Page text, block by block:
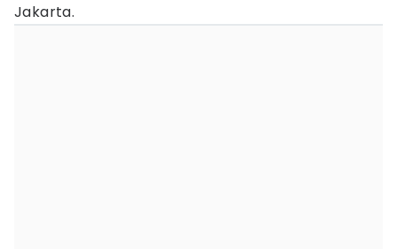
Jakarta.